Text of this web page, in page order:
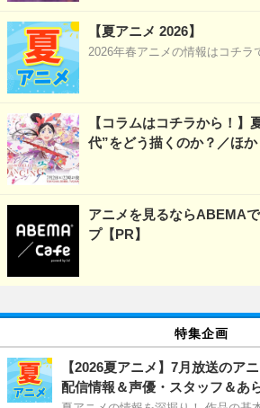
【夏アニメ 2026】
2026年春アニメの情報はコチラ
【コラムはコチラから！】
代”をどう描くのか？／ほか
アニメを見るならABEMA
プ【PR】
特集企画
【2026夏アニメ】7月放送のア
配信情報＆声優・スタッフ＆あ